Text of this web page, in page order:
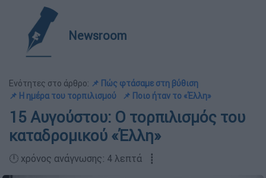
Newsroom
Ενότητες στο άρθρο: 📌 Πώς φτάσαμε στη βύθιση
📌 Η ημέρα του τορπιλισμού
📌 Ποιο ήταν το «Έλλη»
15 Αυγούστου: Ο τορπιλισμός του
καταδρομικού «Έλλη»
🕛 χρόνος ανάγνωσης: 4 λεπτά ┋